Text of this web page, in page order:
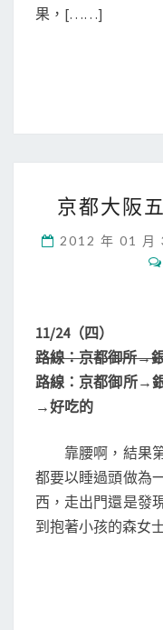
果，[……]
京都大阪
2012 年 01 月
11/24（四）
路線：京都御所→
路線：京都御所→
→好吃的
靠腰啊，結果第
都要以睡過頭做為
西，走出門還是發
到抱著小孩的森女